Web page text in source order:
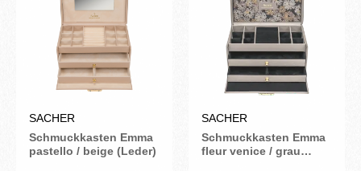
SACHER
Schmuckkasten Emma
pastello / beige (Leder)
SACHER
Schmuckkasten Emma
fleur venice / grau